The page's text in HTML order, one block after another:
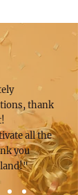
thank
all the
you